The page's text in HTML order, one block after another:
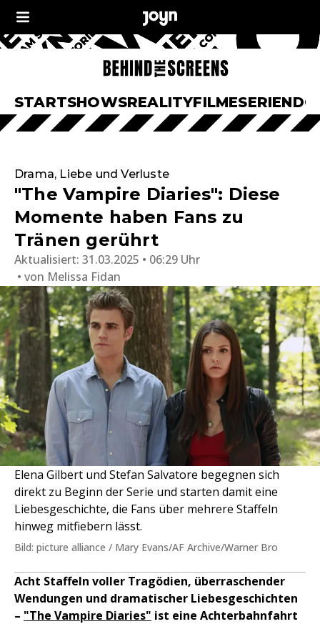
STARTSHOWSREALITYFILMESERIEN
Drama, Liebe und Verluste
"The Vampire Diaries": Diese
Momente haben Fans zu
Tränen gerührt
Aktualisiert: 31.03.2025 • 06:29 Uhr
von Melissa Fidan
Elena Gilbert und Stefan Salvatore begegnen sich
direkt zu Beginn der Serie und starten damit eine
Liebesgeschichte, die Fans über mehrere Staffeln
hinweg mitfiebern lässt.
Bild: picture alliance / Mary Evans/AF Archive/Warner Bro
Acht Staffeln voller Tragödien, überraschender
Wendungen und dramatischer Liebesgeschichten
– "The Vampire Diaries" ist eine Achterbahnfahrt